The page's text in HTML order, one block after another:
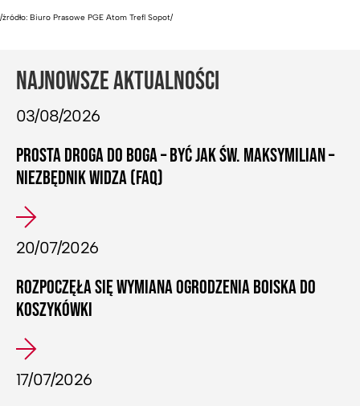
/źródło: Biuro Prasowe PGE Atom Trefl Sopot/
NAJNOWSZE AKTUALNOŚCI
03/08/2026
PROSTA DROGA DO BOGA – BYĆ JAK ŚW. MAKSYMILIAN –
NIEZBĘDNIK WIDZA (FAQ)
20/07/2026
ROZPOCZĘŁA SIĘ WYMIANA OGRODZENIA BOISKA DO
KOSZYKÓWKI
17/07/2026